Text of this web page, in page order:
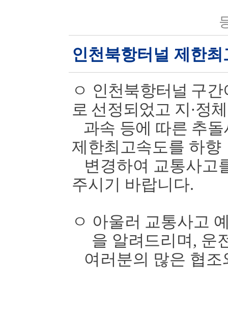
인천북항터널 제한
ㅇ 인천북항터널 구간
로 선정되었고 지 ·정체
과속 등에 따른 추
제한최고속도를 하향
변경하여 교통사고
주시기 바랍니다.
ㅇ 아울러 교통사고
을 알려드리며 , 운
여러분의 많은 협